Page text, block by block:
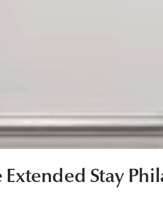
Stay